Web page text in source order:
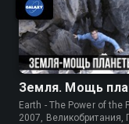
Земля. Мощь
Earth - The Power of the
2007, Великобритания,